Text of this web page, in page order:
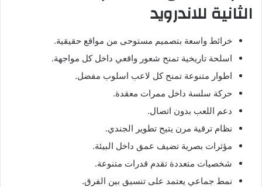
الثانية للاندرويد
خرائط واسعة بتصميم مستوحى من مواقع حقيقية.
اسلحة تاريخية تمنح شعور واقعي داخل كل مواجهة.
اطوار متنوعة تمنح كل لاعب اسلوب مفضل.
حركة سلسة داخل ممرات معقدة.
دعم اللعب بدون اتصال.
نظام ترقية مرن يتيح تطوير الجندي.
مؤثرات بصرية تضيف عمق داخل البيئة.
شخصيات متعددة تقدم قدرات متنوعة.
نمط جماعي يعتمد على تنسيق بين الفرق.